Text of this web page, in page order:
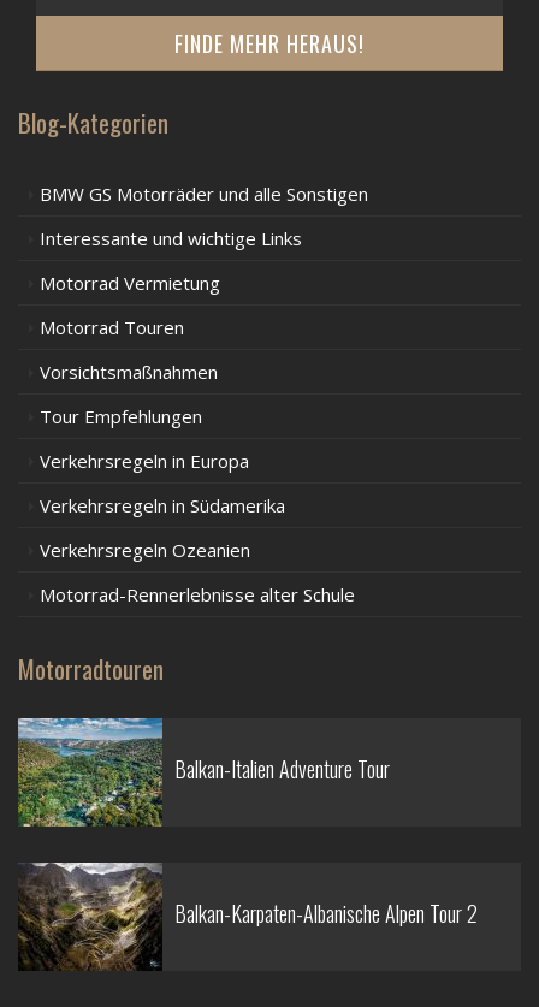
FINDE MEHR HERAUS!
Blog-Kategorien
BMW GS Motorräder und alle Sonstigen
Interessante und wichtige Links
Motorrad Vermietung
Motorrad Touren
Vorsichtsmaßnahmen
Tour Empfehlungen
Verkehrsregeln in Europa
Verkehrsregeln in Südamerika
Verkehrsregeln Ozeanien
Motorrad-Rennerlebnisse alter Schule
Motorradtouren
Balkan-Italien Adventure Tour
Balkan-Karpaten-Albanische Alpen Tour 2